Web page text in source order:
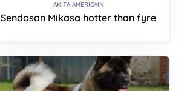
AKITA AMERICAIN
Sendosan Mikasa hotter than fyre